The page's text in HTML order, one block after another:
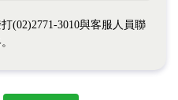
(02)2771-3010與客服人員聯